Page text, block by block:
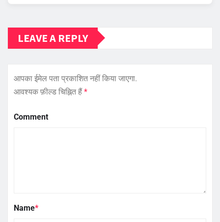
LEAVE A REPLY
आपका ईमेल पता प्रकाशित नहीं किया जाएगा.
आवश्यक फ़ील्ड चिह्नित हैं*
Comment
Name*